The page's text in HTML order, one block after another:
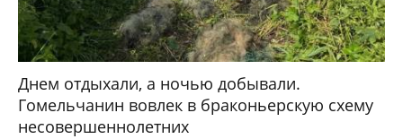
Днем отдыхали, а ночью добывали.
Гомельчанин вовлек в браконьерскую схему
несовершеннолетних